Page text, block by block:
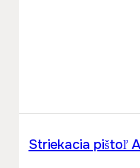
Striekacia pištoľ